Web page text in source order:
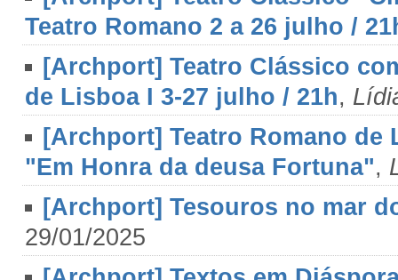
Teatro Romano 2 a 26 julho /
[Archport] Teatro Clássico
de Lisboa I 3-27 julho / 21h,
[Archport] Teatro Romano de
"Em Honra da deusa Fortuna",
[Archport] Tesouros no mar
29/01/2025